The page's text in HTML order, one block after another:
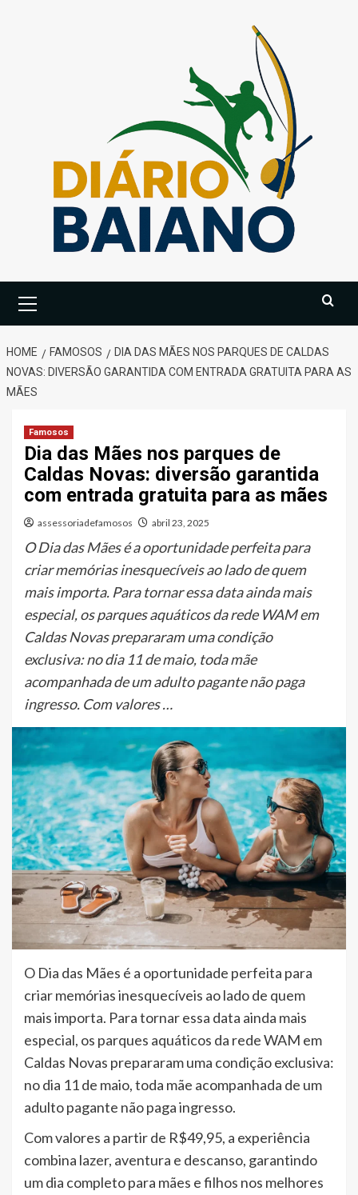
Menu
HOME FAMOSOS
DIA DAS MÃES NOS PARQUES DE CALDAS
NOVAS: DIVERSÃO GARANTIDA COM ENTRADA GRATUITA PARA AS
MÃES
Famosos
Dia das Mães nos parques de
Caldas Novas: diversão garantida
com entrada gratuita para as mães
assessoriadefamosos abril 23, 2025
O Dia das Mães é a oportunidade perfeita para
criar memórias inesquecíveis ao lado de quem
mais importa. Para tornar essa data ainda mais
especial, os parques aquáticos da rede WAM em
Caldas Novas prepararam uma condição
exclusiva: no dia 11 de maio, toda mãe
acompanhada de um adulto pagante não paga
ingresso. Com valores …
O Dia das Mães é a oportunidade perfeita para
criar memórias inesquecíveis ao lado de quem
mais importa. Para tornar essa data ainda mais
especial, os parques aquáticos da rede WAM em
Caldas Novas prepararam uma condição exclusiva:
no dia 11 de maio, toda mãe acompanhada de um
adulto pagante não paga ingresso.
Com valores a partir de R$49,95, a experiência
combina lazer, aventura e descanso, garantindo
um dia completo para mães e filhos nos melhores